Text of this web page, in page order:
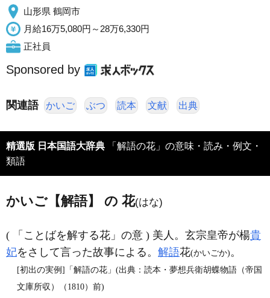
山形県 鶴岡市
月給16万5,080円～28万6,330円
正社員
Sponsored by
関連語 かいご ぶつ 読本 文献 出典
精選版 日本国語大辞典
類語
かいご【解語】 の 花(はな)
( 「ことばを解する花」の意 ) 美人。玄宗皇帝が楊貴
妃をさして言った故事による。 解語花(かいごか)。
[初出の実例]「解語の花」(出典：読本・夢想兵衛胡蝶物語（帝国
文庫所収）（1810）前)